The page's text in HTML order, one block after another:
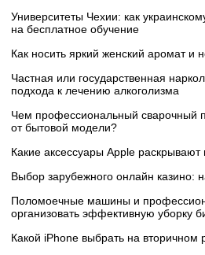
Университеты Чехии: как
на бесплатное обучение
Как носить яркий женский аромат и
Частная или государственная
подхода к лечению алкоголизма
Чем профессиональный сварочный
от бытовой модели?
Какие аксессуары Apple
Выбор зарубежного онлайн казино:
Поломоечные машины и
организовать эффективную уборку
Какой iPhone выбрать на вторичном